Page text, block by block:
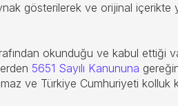
gösterilerek ve orijinal
okunduğu ve kabul ettiği
5651 Sayılı Kanununa
ve Türkiye Cumhuriyeti kolluk